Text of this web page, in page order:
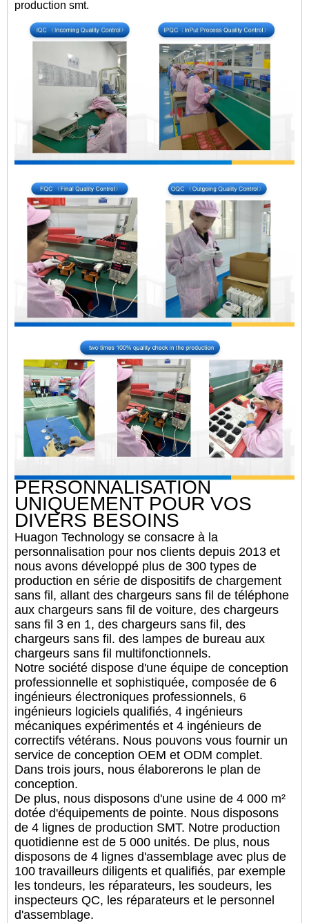
production smt.
PERSONNALISATION
UNIQUEMENT POUR VOS
DIVERS BESOINS
Huagon Technology se consacre à la
personnalisation pour nos clients depuis 2013 et
nous avons développé plus de 300 types de
production en série de dispositifs de chargement
sans fil, allant des chargeurs sans fil de téléphone
aux chargeurs sans fil de voiture, des chargeurs
sans fil 3 en 1, des chargeurs sans fil, des
chargeurs sans fil. des lampes de bureau aux
chargeurs sans fil multifonctionnels.
Notre société dispose d'une équipe de conception
professionnelle et sophistiquée, composée de 6
ingénieurs électroniques professionnels, 6
ingénieurs logiciels qualifiés, 4 ingénieurs
mécaniques expérimentés et 4 ingénieurs de
correctifs vétérans. Nous pouvons vous fournir un
service de conception OEM et ODM complet.
Dans trois jours, nous élaborerons le plan de
conception.
De plus, nous disposons d'une usine de 4 000 m²
dotée d'équipements de pointe. Nous disposons
de 4 lignes de production SMT. Notre production
quotidienne est de 5 000 unités. De plus, nous
disposons de 4 lignes d'assemblage avec plus de
100 travailleurs diligents et qualifiés, par exemple
les tondeurs, les réparateurs, les soudeurs, les
inspecteurs QC, les réparateurs et le personnel
d'assemblage.